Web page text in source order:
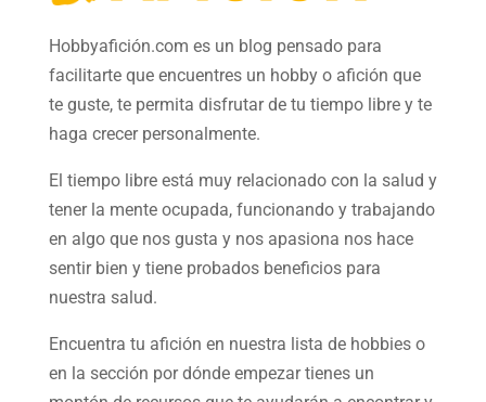
Hobbyafición.com es un blog pensado para
facilitarte que encuentres un hobby o afición que
te guste, te permita disfrutar de tu tiempo libre y te
haga crecer personalmente.
El tiempo libre está muy relacionado con la salud y
tener la mente ocupada, funcionando y trabajando
en algo que nos gusta y nos apasiona nos hace
sentir bien y tiene probados beneficios para
nuestra salud.
Encuentra tu afición en nuestra lista de hobbieso
en la sección por dónde empezar tienes un